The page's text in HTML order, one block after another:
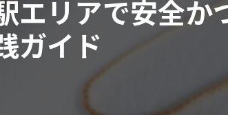
エリアで安全か
ガイド